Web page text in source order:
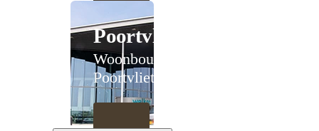
Poortvliet
Woonboulevard
Poortvliet XXL